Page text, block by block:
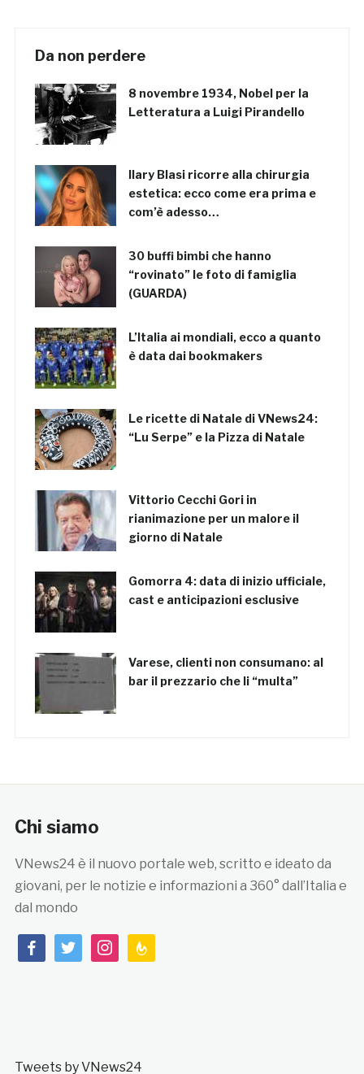
Da non perdere
8 novembre 1934, Nobel per la
Letteratura a Luigi Pirandello
Ilary Blasi ricorre alla chirurgia
estetica: ecco come era prima e
com’è adesso…
30 buffi bimbi che hanno
“rovinato” le foto di famiglia
(GUARDA)
L’Italia ai mondiali, ecco a quanto
è data dai bookmakers
Le ricette di Natale di VNews24:
“Lu Serpe” e la Pizza di Natale
Vittorio Cecchi Gori in
rianimazione per un malore il
giorno di Natale
Gomorra 4: data di inizio ufficiale,
cast e anticipazioni esclusive
Varese, clienti non consumano: al
bar il prezzario che li “multa”
Chi siamo
VNews24 è il nuovo portale web, scritto e ideato da
giovani, per le notizie e informazioni a 360° dall’Italia e
dal mondo
facebooktwitterinstagramfeedburner
Tweets by VNews24